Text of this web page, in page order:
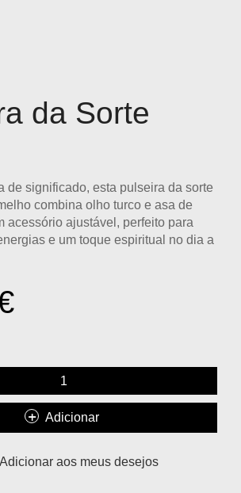
da Sorte
de significado, esta pulseira da sorte
combina olho turco e asa de
acessório ajustável, perfeito para
e um toque espiritual no dia a
Adicionar
Adicionar aos meus desejos